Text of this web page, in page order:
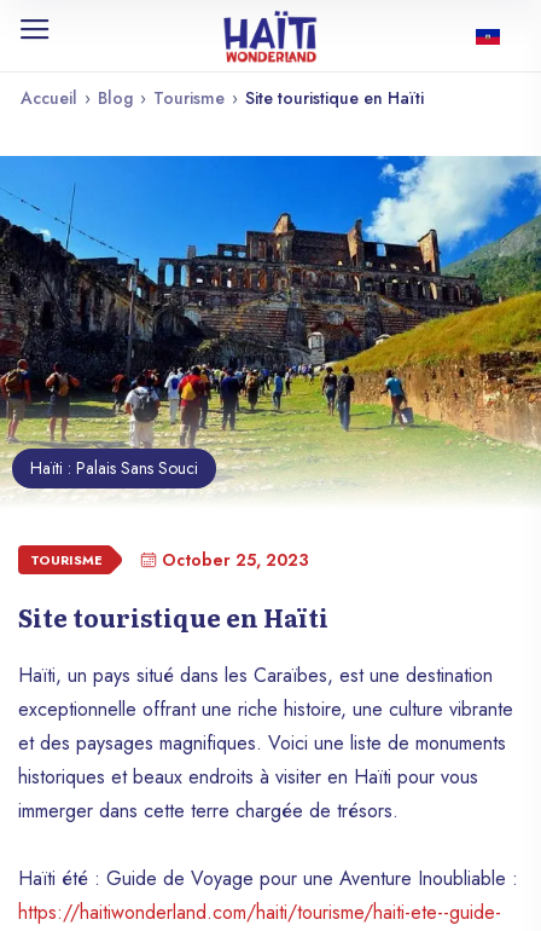
Accueil › Blog › Tourisme › Site touristique en Haïti
Haïti : Palais Sans Souci
TOURISME October 25, 2023
Site touristique en Haïti
Haïti, un pays situé dans les Caraïbes, est une destination
exceptionnelle offrant une riche histoire, une culture vibrante
et des paysages magnifiques. Voici une liste de monuments
historiques et beaux endroits à visiter en Haïti pour vous
immerger dans cette terre chargée de trésors.
Haïti été : Guide de Voyage pour une Aventure Inoubliable :
https://haitiwonderland.com/haiti/tourisme/haiti-ete--guide-